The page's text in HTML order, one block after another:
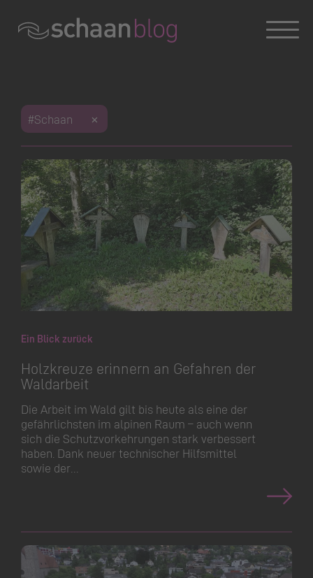
#Schaan
Ein Blick zurück
Holzkreuze erinnern an Gefahren der
Waldarbeit
Die Arbeit im Wald gilt bis heute als eine der
gefährlichsten im alpinen Raum – auch wenn
sich die Schutzvor­kehrungen stark verbessert
haben. Dank neuer technischer Hilfsmittel
sowie der…